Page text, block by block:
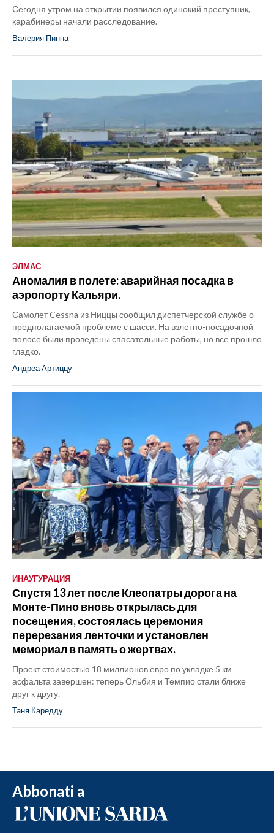
Сегодня утром на открытии появился одинокий преступник,
карабинеры начали расследование.
Валерия Пинна
ЭЛМАС
Аномалия в полете: аварийная посадка в
аэропорту Кальяри.
Самолет Cessna из Ниццы сообщил диспетчерской службе о
предполагаемой проблеме с шасси. На взлетно-посадочной
полосе были проведены спасательные работы, но все прошло
гладко.
Андреа Артиццу
ИНАУГУРАЦИЯ
Спустя 13 лет после Клеопатры дорога на
Монте-Пино вновь открылась для
посещения, состоялась церемония
перерезания ленточки и установлен
мемориал в память о жертвах.
Проект стоимостью 18 миллионов евро по укладке 5 км
асфальта завершен: теперь Ольбия и Темпио стали ближе
друг к другу.
Таня Каредду
Abbonati a